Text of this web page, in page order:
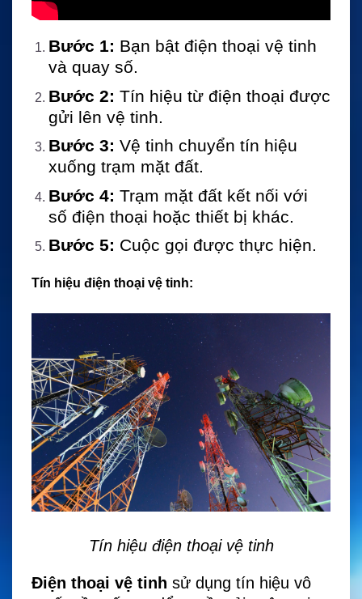
Bước 1: Bạn bật điện thoại vệ tinh
và quay số.
Bước 2: Tín hiệu từ điện thoại được
gửi lên vệ tinh.
Bước 3: Vệ tinh chuyển tín hiệu
xuống trạm mặt đất.
Bước 4: Trạm mặt đất kết nối với
số điện thoại hoặc thiết bị khác.
Bước 5: Cuộc gọi được thực hiện.
Tín hiệu điện thoại vệ tinh:
Tín hiệu điện thoại vệ tinh
Điện thoại vệ tinh sử dụng tín hiệu vô